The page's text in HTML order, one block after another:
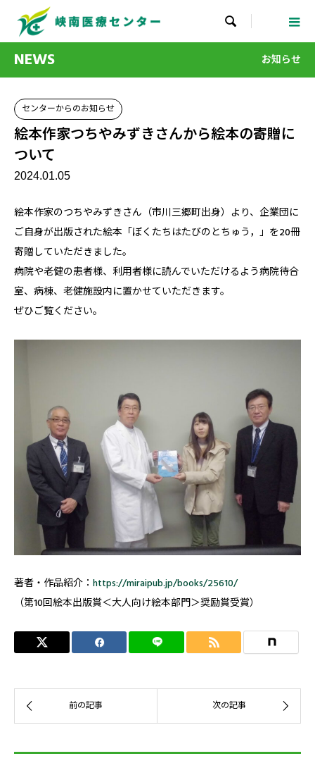

NEWS お知らせ
センターからのお知らせ
絵本作家つちやみずきさんから絵本の寄贈に
ついて
2024.01.05
絵本作家のつちやみずきさん（市川三郷町出身）より、企業団に
ご自身が出版された絵本「ぼくたちはたびのとちゅう，」を20冊
寄贈していただきました。
病院や老健の患者様、利用者様に読んでいただけるよう病院待合
室、病棟、老健施設内に置かせていただきます。
ぜひご覧ください。
著者・作品紹介： https://miraipub.jp/books/25610/
（第10回絵本出版賞＜大人向け絵本部門＞奨励賞受賞）